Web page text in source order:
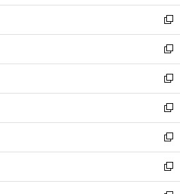
ウ
ィ
ン
ド
ウ
で
開
く
し
い
ウ
ィ
ン
ド
ウ
で
開
く
新
し
い
ウ
ィ
ン
ド
ウ
で
開
く
新
し
い
ウ
ィ
ン
ド
ウ
で
開
新
し
い
ウ
ィ
ン
ド
ウ
新
し
い
ウ
ィ
ン
新
し
い
ウ
新
し